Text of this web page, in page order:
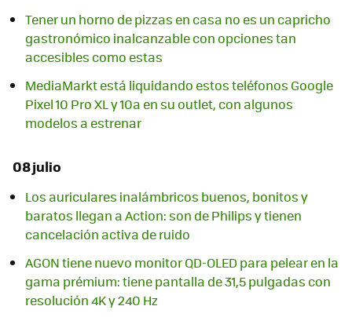
Tener un horno de pizzas en casa no es un capricho
gastronómico inalcanzable con opciones tan
accesibles como estas
MediaMarkt está liquidando estos teléfonos Google
Pixel 10 Pro XL y 10a en su outlet, con algunos
modelos a estrenar
08 julio
Los auriculares inalámbricos buenos, bonitos y
baratos llegan a Action: son de Philips y tienen
cancelación activa de ruido
AGON tiene nuevo monitor QD-OLED para pelear en la
gama prémium: tiene pantalla de 31,5 pulgadas con
resolución 4K y 240 Hz